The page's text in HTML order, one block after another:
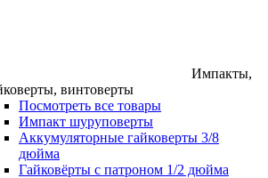
Импакты,
винтоверты
Посмотреть все товары
Импакт шуруповерты
Аккумуляторные гайковерты 3/8
дюйма
Гайковёрты с патроном 1/2 дюйма